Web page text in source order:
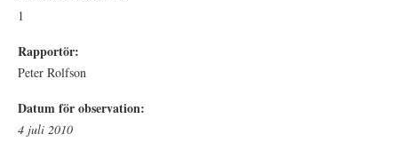
1
Rapportör:
Peter Rolfson
Datum för observation:
4 juli 2010